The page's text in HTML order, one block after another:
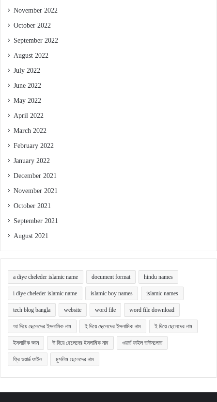
November 2022
October 2022
September 2022
August 2022
July 2022
June 2022
May 2022
April 2022
March 2022
February 2022
January 2022
December 2021
November 2021
October 2021
September 2021
August 2021
a diye cheleder islamic name document format hindu names
i diye cheleder islamic name islamic boy names islamic names
tech blog bangla website word file word file download
আ দিয়ে ছেলেদের ইসলামিক নাম ই দিয়ে ছেলেদের ইসলামিক নাম ই দিয়ে ছেলেদের নাম
ইসলামিক জ্ঞান উ দিয়ে ছেলেদের ইসলামিক নাম ওয়ার্ড ফাইল ডাউনলোড
ফ্রি ওয়ার্ড ফাইল মুসলিম ছেলেদের নাম